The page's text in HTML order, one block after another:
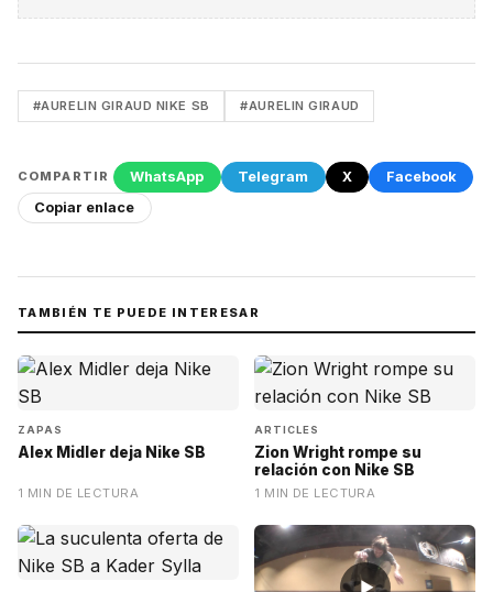
#AURELIN GIRAUD NIKE SB #AURELIN GIRAUD
COMPARTIR WhatsApp Telegram X
Facebook
Copiar enlace
TAMBIÉN TE PUEDE INTERESAR
ZAPAS
Alex Midler deja Nike SB
1 MIN DE LECTURA
ARTICLES
Zion Wright rompe su
relación con Nike SB
1 MIN DE LECTURA
▶